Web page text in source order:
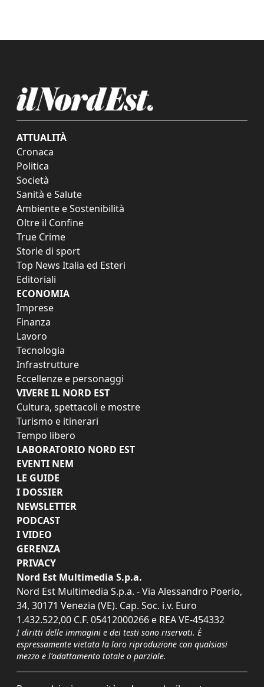
ATTUALITÀ
Cronaca
Politica
Società
Sanità e Salute
Ambiente e Sostenibilità
Oltre il Confine
True Crime
Storie di sport
Top News Italia ed Esteri
Editoriali
ECONOMIA
Imprese
Finanza
Lavoro
Tecnologia
Infrastrutture
Eccellenze e personaggi
VIVERE IL NORD EST
Cultura, spettacoli e mostre
Turismo e itinerari
Tempo libero
LABORATORIO NORD EST
EVENTI NEM
LE GUIDE
I DOSSIER
NEWSLETTER
PODCAST
I VIDEO
GERENZA
PRIVACY
Nord Est Multimedia S.p.a.
Nord Est Multimedia S.p.a. - Via Alessandro Poerio,
34, 30171 Venezia (VE). Cap. Soc. i.v. Euro
1.432.522,00 C.F. 05412000266 e REA VE-454332
I diritti delle immagini e dei testi sono riservati. È
espressamente vietata la loro riproduzione con qualsiasi
mezzo e l'adattamento totale o parziale.